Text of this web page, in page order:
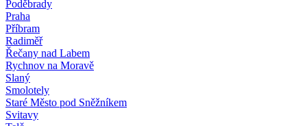
Poděbrady
Praha
Příbram
Radiměř
Řečany nad Labem
Rychnov na Moravě
Slaný
Smolotely
Staré Město pod Sněžníkem
Svitavy